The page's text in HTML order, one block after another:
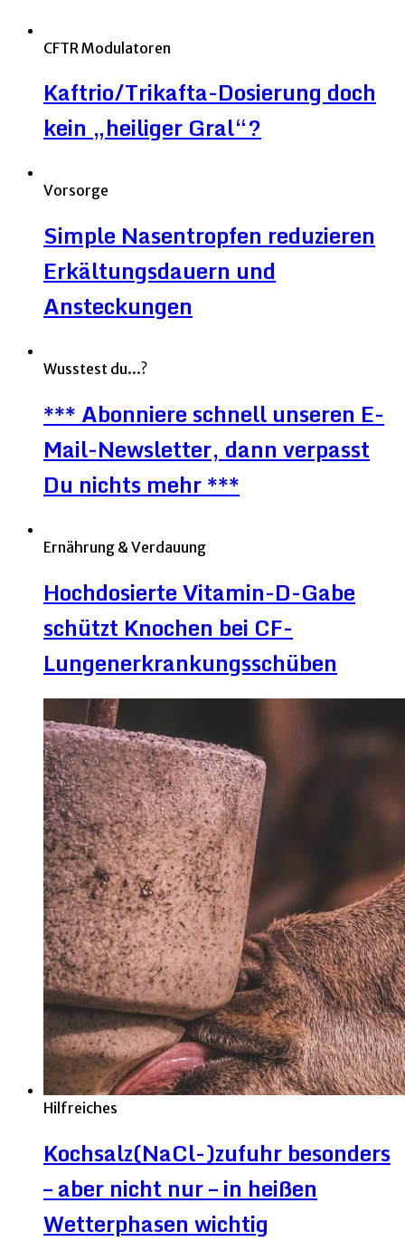
CFTR Modulatoren
Kaftrio/Trikafta-Dosierung doch
kein „heiliger Gral“?
Vorsorge
Simple Nasentropfen reduzieren
Erkältungsdauern und
Ansteckungen
Wusstest du...?
*** Abonniere schnell unseren E-
Mail-Newsletter, dann verpasst
Du nichts mehr ***
Ernährung & Verdauung
Hochdosierte Vitamin-D-Gabe
schützt Knochen bei CF-
Lungenerkrankungsschüben
Hilfreiches
Kochsalz(NaCl-)zufuhr besonders
– aber nicht nur – in heißen
Wetterphasen wichtig